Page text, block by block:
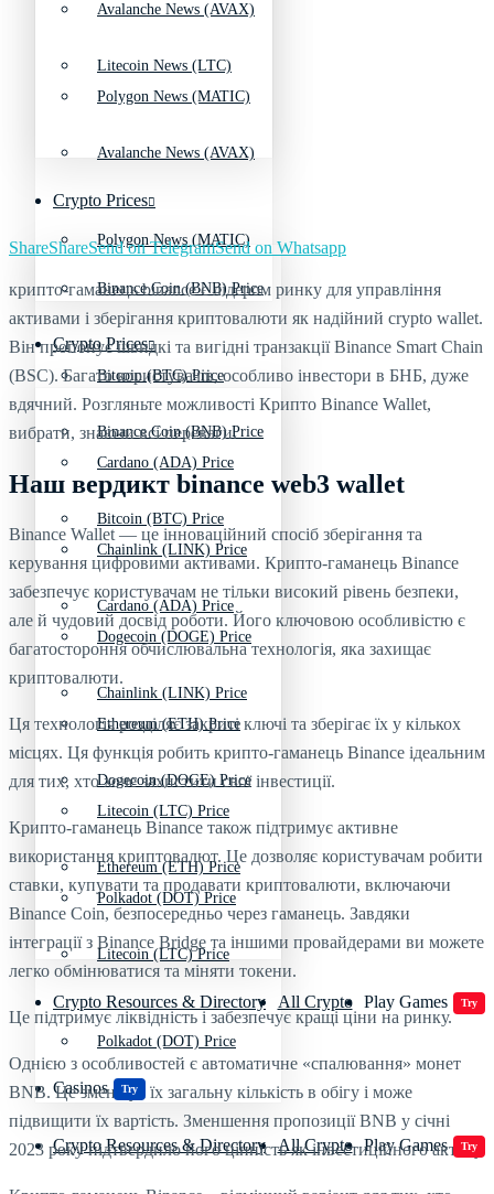
Avalanche News (AVAX)
Polygon News (MATIC)
Crypto Prices
Binance Coin (BNB) Price
Bitcoin (BTC) Price
Cardano (ADA) Price
Chainlink (LINK) Price
Dogecoin (DOGE) Price
Ethereum (ETH) Price
Litecoin (LTC) Price
Polkadot (DOT) Price
Crypto Resources & Directory All Crypto Play Games Try
Casinos Try
Litecoin News (LTC)
Avalanche News (AVAX)
Polygon News (MATIC)
Crypto Prices
Binance Coin (BNB) Price
Bitcoin (BTC) Price
Cardano (ADA) Price
Chainlink (LINK) Price
Dogecoin (DOGE) Price
Ethereum (ETH) Price
Litecoin (LTC) Price
Polkadot (DOT) Price
Crypto Resources & Directory All Crypto Play Games Try
ShareShareSend on TelegramSend on Whatsapp
крипто-гаманець binanceє лідером ринку для управління
активами і зберігання криптовалюти як надійний crypto wallet.
Він пропонує швидкі та вигідні транзакції Binance Smart Chain
(BSC). Багато користувачів, особливо інвестори в БНБ, дуже
вдячний. Розгляньте можливості Крипто Binance Wallet,
вибрати, знаючи всі переваги.
Наш вердикт binance web3 wallet
Binance Wallet — це інноваційний спосіб зберігання та
керування цифровими активами. Крипто-гаманець Binance
забезпечує користувачам не тільки високий рівень безпеки,
але й чудовий досвід роботи. Його ключовою особливістю є
багатостороння обчислювальна технологія, яка захищає
криптовалюти.
Ця технологія розділяє закриті ключі та зберігає їх у кількох
місцях. Ця функція робить крипто-гаманець Binance ідеальним
для тих, хто хоче захистити свої інвестиції.
Крипто-гаманець Binance також підтримує активне
використання криптовалют. Це дозволяє користувачам робити
ставки, купувати та продавати криптовалюти, включаючи
Binance Coin, безпосередньо через гаманець. Завдяки
інтеграції з Binance Bridge та іншими провайдерами ви можете
легко обмінюватися та міняти токени.
Це підтримує ліквідність і забезпечує кращі ціни на ринку.
Однією з особливостей є автоматичне «спалювання» монет
BNB. Це зменшує їх загальну кількість в обігу і може
підвищити їх вартість. Зменшення пропозиції BNB у січні
2023 року підтвердило його цінність як інвестиційного активу.